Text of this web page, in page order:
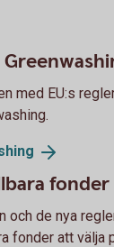
med EU:s
fonder
och de nya
fonder att välja